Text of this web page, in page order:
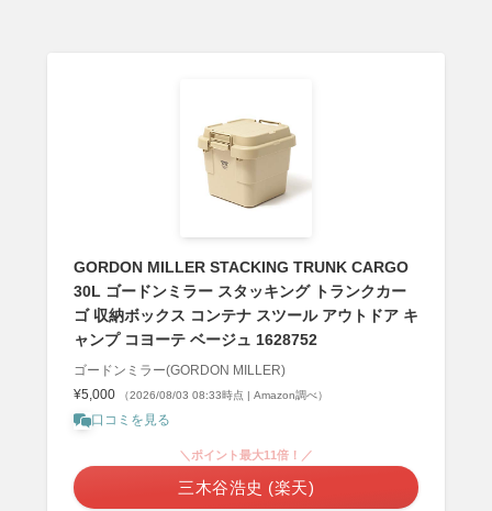
GORDON MILLER STACKING TRUNK CARGO
30L ゴードンミラー スタッキング トランクカー
ゴ 収納ボックス コンテナ スツール アウトドア キ
ャンプ コヨーテ ベージュ 1628752
ゴードンミラー(GORDON MILLER)
¥5,000
（2026/08/03 08:33時点 | Amazon調べ）
口コミを見る
＼ポイント最大11倍！／
三木谷浩史 (楽天)